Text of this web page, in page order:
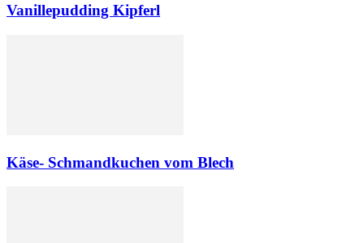
Vanillepudding Kipferl
Käse- Schmandkuchen vom Blech